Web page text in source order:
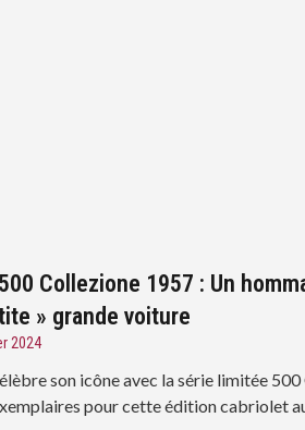
Collezione 1957 : Un
» grande voiture
2024
son icône avec la série limitée
pour cette édition cabriolet